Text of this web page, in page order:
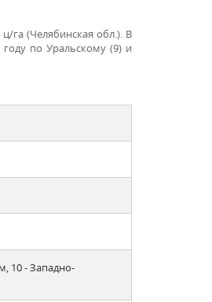
га (Челябинская обл.). В
по Уральскому (9) и
10 - Западно-